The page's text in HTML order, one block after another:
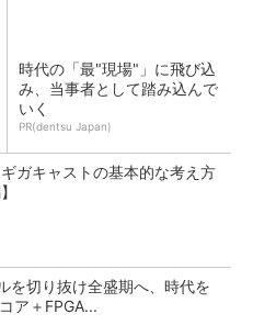
時代の「最"現場"」に飛び込
み、当事者として踏み込んで
いく
PR(dentsu Japan)
ガキャストの基本的な考え方
を切り抜け全盛期へ、時代を
ア＋FPGA...